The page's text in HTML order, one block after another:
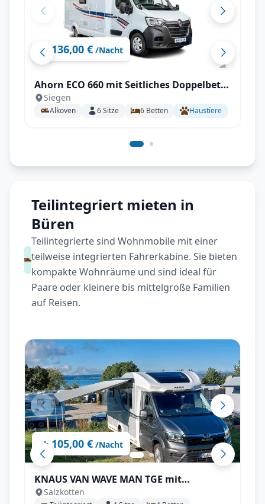
ab 136,00 € /Nacht
Ahorn ECO 660 mit Seitliches Doppelbett
längs (SB)
Siegen
Alkoven 6Sitze 6 Betten Haustiere
Teilintegriert mieten in
Büren
Teilintegrierte sind Wohnmobile mit einer
teilweise integrierten Fahrerkabine. Sie bieten
kompakte Wohnräume und sind ideal für
Paare oder kleinere bis mittelgroße Familien
auf Reisen.
ab 105,00 € /Nacht
KNAUS VAN WAVE MAN TGE mit
Salzkotten